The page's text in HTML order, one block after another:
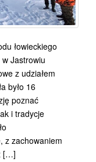
łowieckiego
w Jastrowiu
z udziałem
było 16
poznać
i tradycje
z zachowaniem
[…]